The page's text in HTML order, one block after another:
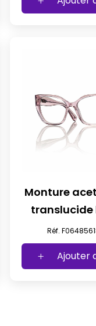
Monture
oeil de
Réf.
Ajouter